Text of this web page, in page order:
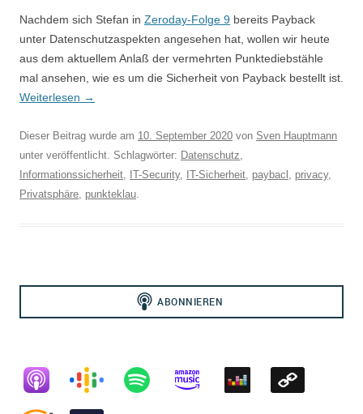
Nachdem sich Stefan in Zeroday-Folge 9 bereits Payback
unter Datenschutzaspekten angesehen hat, wollen wir heute
aus dem aktuellem Anlaß der vermehrten Punktediebstähle
mal ansehen, wie es um die Sicherheit von Payback bestellt ist.
Weiterlesen →
Dieser Beitrag wurde am 10. September 2020 von Sven Hauptmann
unter veröffentlicht. Schlagwörter: Datenschutz,
Informationssicherheit, IT-Security, IT-Sicherheit, paybacl , privacy,
Privatsphäre, punkteklau.